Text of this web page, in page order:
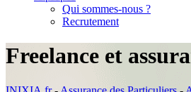
Qui sommes-nous ?
Recrutement
Freelance et